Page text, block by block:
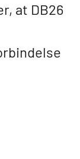
at DB26